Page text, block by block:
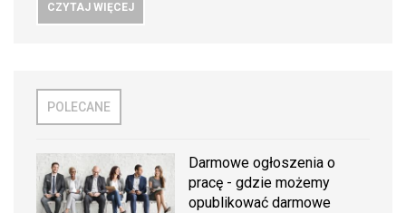
CZYTAJ WIĘCEJ
POLECANE
Darmowe ogłoszenia o
pracę - gdzie możemy
opublikować darmowe